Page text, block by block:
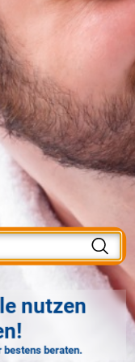
nutzen
bestens beraten.